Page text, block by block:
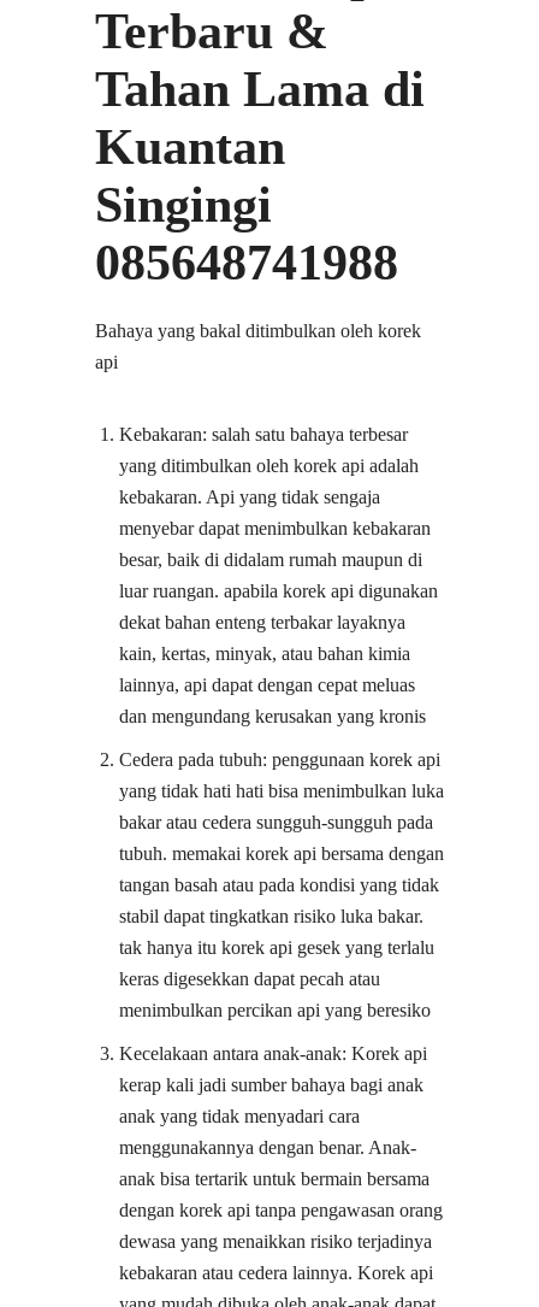
Terbaru &
Tahan Lama di
Kuantan
Singingi
085648741988
Bahaya yang bakal ditimbulkan oleh korek
api
Kebakaran: salah satu bahaya terbesar
yang ditimbulkan oleh korek api adalah
kebakaran. Api yang tidak sengaja
menyebar dapat menimbulkan kebakaran
besar, baik di didalam rumah maupun di
luar ruangan. apabila korek api digunakan
dekat bahan enteng terbakar layaknya
kain, kertas, minyak, atau bahan kimia
lainnya, api dapat dengan cepat meluas
dan mengundang kerusakan yang kronis
Cedera pada tubuh: penggunaan korek api
yang tidak hati hati bisa menimbulkan luka
bakar atau cedera sungguh-sungguh pada
tubuh. memakai korek api bersama dengan
tangan basah atau pada kondisi yang tidak
stabil dapat tingkatkan risiko luka bakar.
tak hanya itu korek api gesek yang terlalu
keras digesekkan dapat pecah atau
menimbulkan percikan api yang beresiko
Kecelakaan antara anak-anak: Korek api
kerap kali jadi sumber bahaya bagi anak
anak yang tidak menyadari cara
menggunakannya dengan benar. Anak-
anak bisa tertarik untuk bermain bersama
dengan korek api tanpa pengawasan orang
dewasa yang menaikkan risiko terjadinya
kebakaran atau cedera lainnya. Korek api